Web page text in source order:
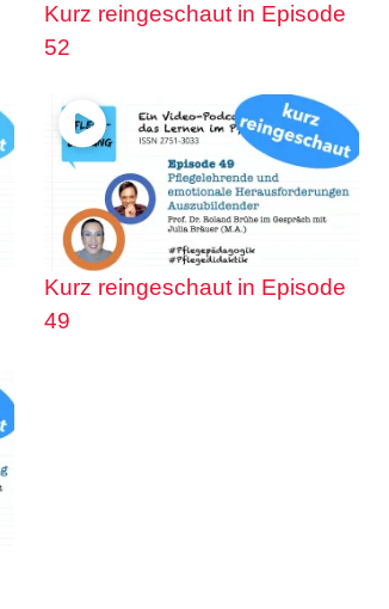
Kurz reingeschaut in Episode
52
Kurz reingeschaut in Episode
49